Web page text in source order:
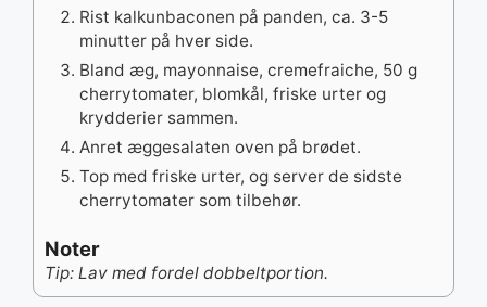
Rist kalkunbaconen på panden, ca. 3-5
minutter på hver side.
Bland æg, mayonnaise, cremefraiche, 50 g
cherrytomater, blomkål, friske urter og
krydderier sammen.
Anret æggesalaten oven på brødet.
Top med friske urter, og server de sidste
cherrytomater som tilbehør.
Noter
Tip: Lav med fordel dobbeltportion.